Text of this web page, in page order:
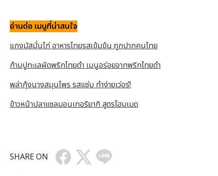
อ่านต่อ เมนูที่น่าสนใจ
แกงมัสมั่นไก่ อาหารไทยรสเข้มข้น ถูกปากคนไทย
ก้ามปูทะเลผัดพริกไทยดำ เมนูอร่อยจากพริกไทยดำ
พล่ากุ้งนางสมุนไพร รสแซ่บ ทำง่ายเว่อร์!
ข้าวหน้าปลาแซลมอนเทอริยากิ สูตรโฮมเมด
SHARE ON